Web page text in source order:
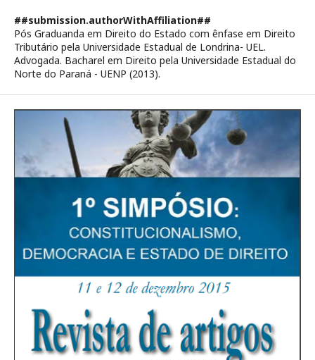
##submission.authorWithAffiliation##
Pós Graduanda em Direito do Estado com ênfase em Direito
Tributário pela Universidade Estadual de Londrina- UEL.
Advogada. Bacharel em Direito pela Universidade Estadual do
Norte do Paraná - UENP (2013).